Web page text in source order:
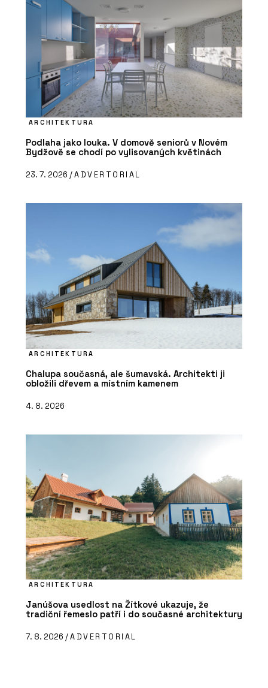
ARCHITEKTURA
Podlaha jako louka. V domově seniorů v Novém
Bydžově se chodí po vylisovaných květinách
23. 7. 2026 /ADVERTORIAL
ARCHITEKTURA
Chalupa současná, ale šumavská. Architekti ji
obložili dřevem a místním kamenem
4. 8. 2026
ARCHITEKTURA
Janúšova usedlost na Žítkové ukazuje, že
tradiční řemeslo patří i do současné architektury
7. 8. 2026 /ADVERTORIAL